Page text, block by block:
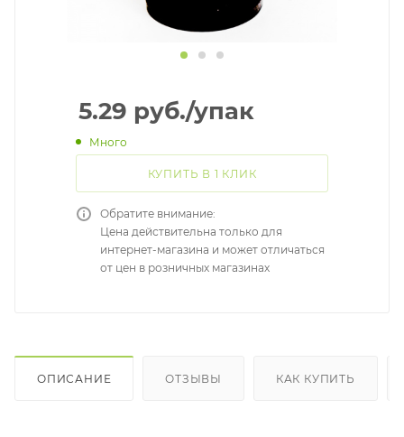
5.29 руб./упак
Много
КУПИТЬ В 1 КЛИК
Обратите внимание:
Цена действительна только для
интернет-магазина и может отличаться
от цен в розничных магазинах
ОПИСАНИЕ ОТЗЫВЫ КАК КУПИТЬ